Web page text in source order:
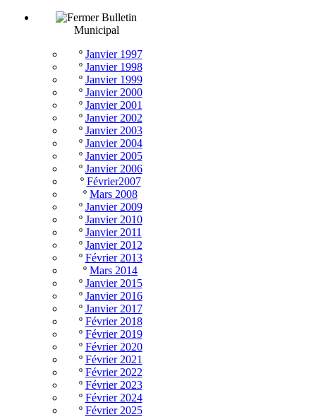
Bulletin
Municipal
º Janvier 1997
º Janvier 1998
º Janvier 1999
º Janvier 2000
º Janvier 2001
º Janvier 2002
º Janvier 2003
º Janvier 2004
º Janvier 2005
º Janvier 2006
º Février2007
º Mars 2008
º Janvier 2009
º Janvier 2010
º Janvier 2011
º Janvier 2012
º Février 2013
º Mars 2014
º Janvier 2015
º Janvier 2016
º Janvier 2017
º Février 2018
º Février 2019
º Février 2020
º Février 2021
º Février 2022
º Février 2023
º Février 2024
º Février 2025